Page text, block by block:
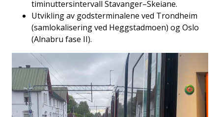
timinuttersintervall Stavanger–Skeiane.
Utvikling av godsterminalene ved Trondheim
(samlokalisering ved Heggstadmoen) og Oslo
(Alnabru fase II).